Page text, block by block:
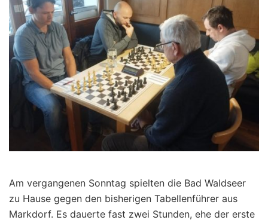
Am vergangenen Sonntag spielten die Bad Waldseer
zu Hause gegen den bisherigen Tabellenführer aus
Markdorf. Es dauerte fast zwei Stunden, ehe der erste